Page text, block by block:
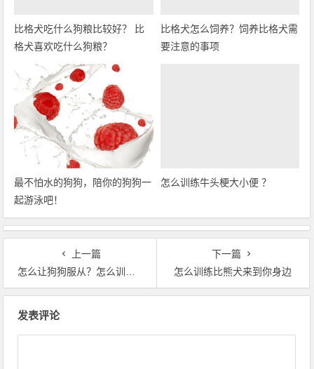
比格犬吃什么狗粮比较好？ 比
格犬喜欢吃什么狗粮？
比格犬怎么饲养？饲养比格犬需
要注意的事项
最不怕水的狗狗，陪你的狗狗一
起游泳吧！
怎么训练牛头梗大小便 ？
上一篇
怎么让狗狗服从？怎么训练狗狗听话？
下一篇
怎么训练比熊犬来到你身边
发表评论